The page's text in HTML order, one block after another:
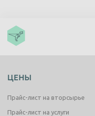
ЦЕНЫ
Прайс-лист на вторсырье
Прайс-лист на услуги